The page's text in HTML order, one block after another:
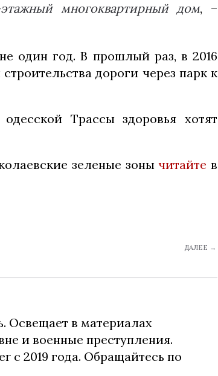
многоквартирный дом, –
один год. В прошлый раз, в 2016
дороги через парк к
Трассы здоровья хотят
зеленые зонычитайте в
ДАЛЕЕ →
Освещает в материалах
и военные преступления.
с 2019 года. Обращайтесь по